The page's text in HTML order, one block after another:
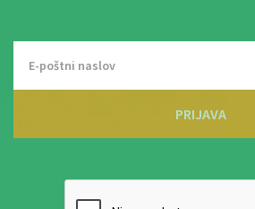
PRIJAVA